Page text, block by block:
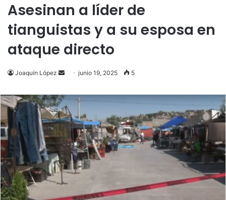
Asesinan a líder de
tianguistas y a su esposa en
ataque directo
Joaquín López
Send
email
junio 19, 2025 5